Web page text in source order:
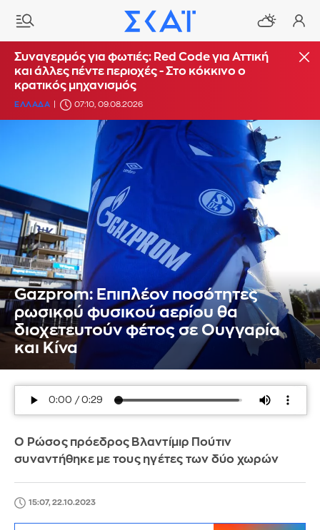
Συναγερμός για φωτιές: Red Code για Αττική
και άλλες πέντε περιοχές - Στο κόκκινο ο
κρατικός μηχανισμός
ΕΛΛΑΔΑ 07:10, 09.08.2026
Gazprom: Επιπλέον ποσότητες
ρωσικού φυσικού αερίου θα
διοχετευτούν φέτος σε Ουγγαρία
και Κίνα
Ο Ρώσος πρόεδρος Βλαντίμιρ Πούτιν
συναντήθηκε με τους ηγέτες των δύο χωρών
15:07, 22.10.2023